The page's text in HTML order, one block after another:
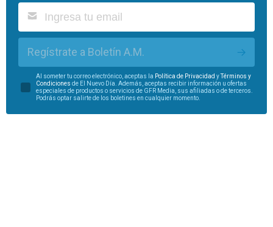
Regístrate a Boletín A.M.
Al someter tu correo electrónico, aceptas la Política de Privacidad yTérminos y
Condiciones de El Nuevo Día. Además, aceptas recibir información u ofertas
especiales de productos o servicios de GFR Media, sus afiliadas o de terceros.
Podrás optar salirte de los boletines en cualquier momento.